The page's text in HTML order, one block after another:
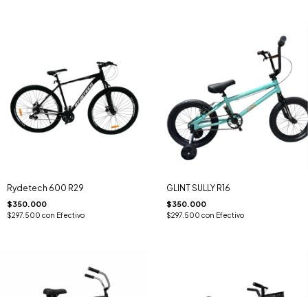
Rydetech 600 R29
$350.000
$297.500 con Efectivo
GLINT SULLY R16
$350.000
$297.500 con Efectivo